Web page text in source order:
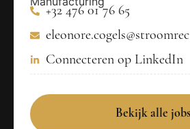
+32 476 01 76 65
Connecteren op LinkedIn
Bekijk alle jobs